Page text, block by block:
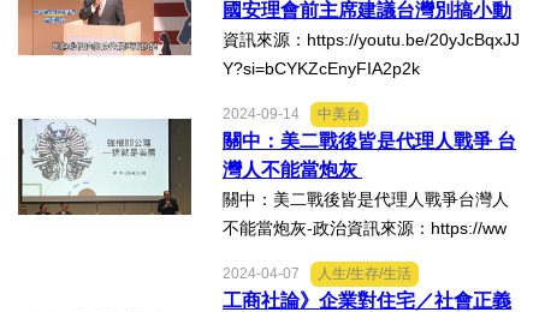
選舉/民調
生物科技
出版（影音/圖書/雜誌）
檯面。其中，握有加州最大...
國安理會前主席建議台灣別搞小動
作！
資訊來源：https://youtu.be/20yJcBqxJJ
Y?si=bCYKZcEnyFIA2p2k
2024-09-14 中美台
關中：美二戰後皆是代理人戰爭 台
灣人不能當炮灰
關中：美二戰後皆是代理人戰爭台灣人
不能當炮灰-政治資訊來源：https://ww
914001509-260407
2024-04-07 人生/生存/生活
工商社論》企業對住宅／社會正義